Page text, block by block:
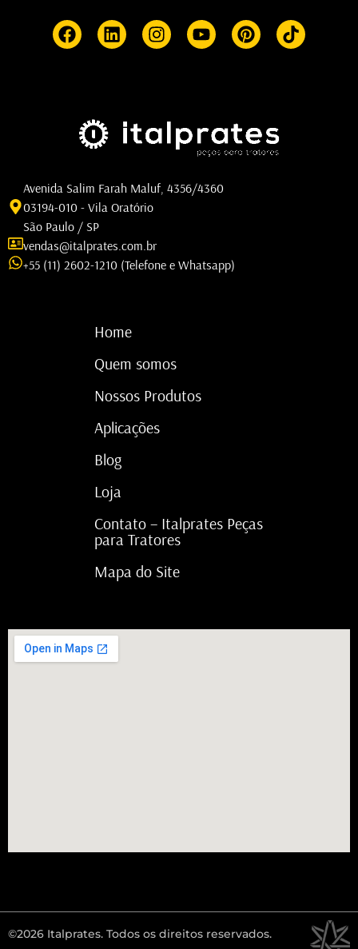
Avenida Salim Farah Maluf, 4356/4360
03194-010 - Vila Oratório
São Paulo / SP
vendas@italprates.com.br
+55 (11) 2602-1210 (Telefone e Whatsapp)
Home
Quem somos
Nossos Produtos
Aplicações
Blog
Loja
Contato – Italprates Peças
para Tratores
Mapa do Site
©2026 Italprates. Todos os direitos reservados.